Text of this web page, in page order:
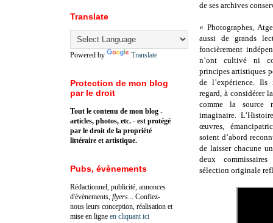
de ses archives
« Photographes,
aussi de grands
foncièrement
n’ont cultivé ni
principes artistiques
de l’expérience.
regard, à considérer
comme la source
imaginaire.
œuvres,
soient d’abord
de laisser chacune
deux
sélection originale
Translate
Powered by Translate
Protection de mon blog
par le droit
Tout le contenu de mon blog -
articles, photos, etc. - est protégé
par le droit de la propriété
littéraire et artistique.
Pubs, évènements
Rédactionnel, publicité, annonces
d'évènements, flyers ... Confiez-
nous leurs conception, réalisation et
mise en ligne en cliquant ici